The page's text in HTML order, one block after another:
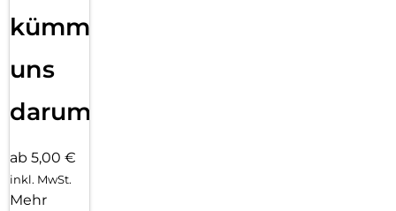
kümmern
uns
darum!
ab 5,00 €
inkl. MwSt.
Mehr